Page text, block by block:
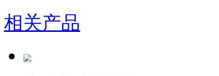
相关产品